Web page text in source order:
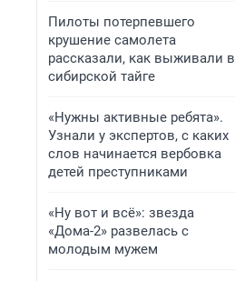
Пилоты потерпевшего
крушение самолета
рассказали, как выживали в
сибирской тайге
«Нужны активные ребята».
Узнали у экспертов, с каких
слов начинается вербовка
детей преступниками
«Ну вот и всё»: звезда
«Дома-2» развелась с
молодым мужем